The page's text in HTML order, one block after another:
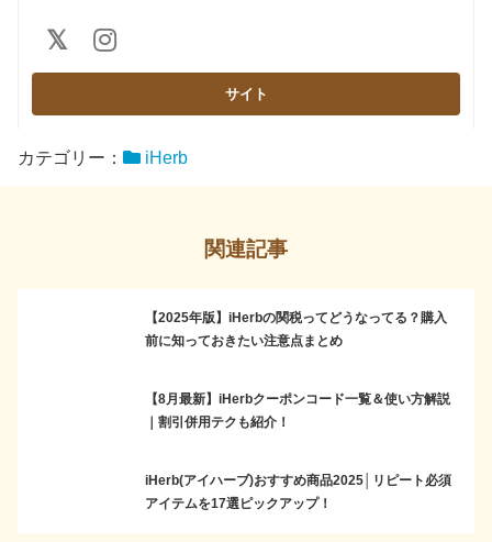
カテゴリー： iHerb
関連記事
【2025年版】iHerbの関税ってどうなってる？購入
前に知っておきたい注意点まとめ
【8月最新】iHerbクーポンコード一覧＆使い方解説
｜割引併用テクも紹介！
iHerb(アイハーブ)おすすめ商品2025│リピート必須
アイテムを17選ピックアップ！